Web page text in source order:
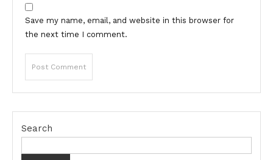
Save my name, email, and website in this browser for
the next time I comment.
Search